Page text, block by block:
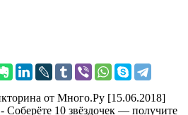
- Соберёте 10 звёздочек — получите